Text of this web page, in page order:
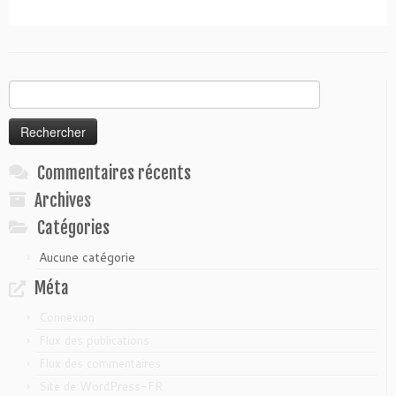
Commentaires récents
Archives
Catégories
Aucune catégorie
Méta
Connexion
Flux des publications
Flux des commentaires
Site de WordPress-FR